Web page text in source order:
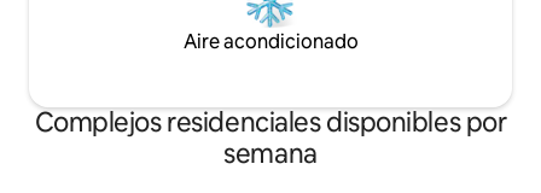
Aire acondicionado
Complejos residenciales disponibles por
semana